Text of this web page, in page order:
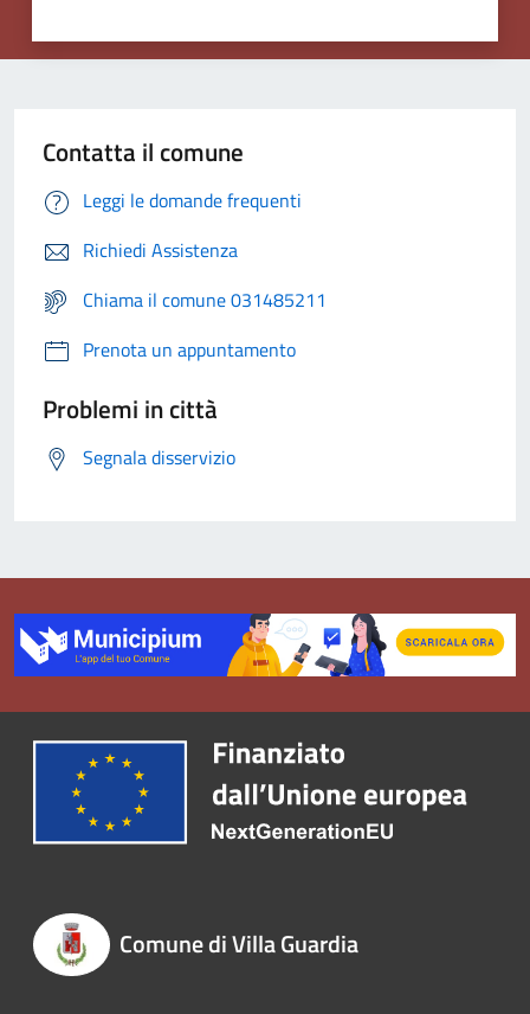
Contatta il comune
Leggi le domande frequenti
Richiedi Assistenza
Chiama il comune 031485211
Prenota un appuntamento
Problemi in città
Segnala disservizio
Comune di Villa Guardia